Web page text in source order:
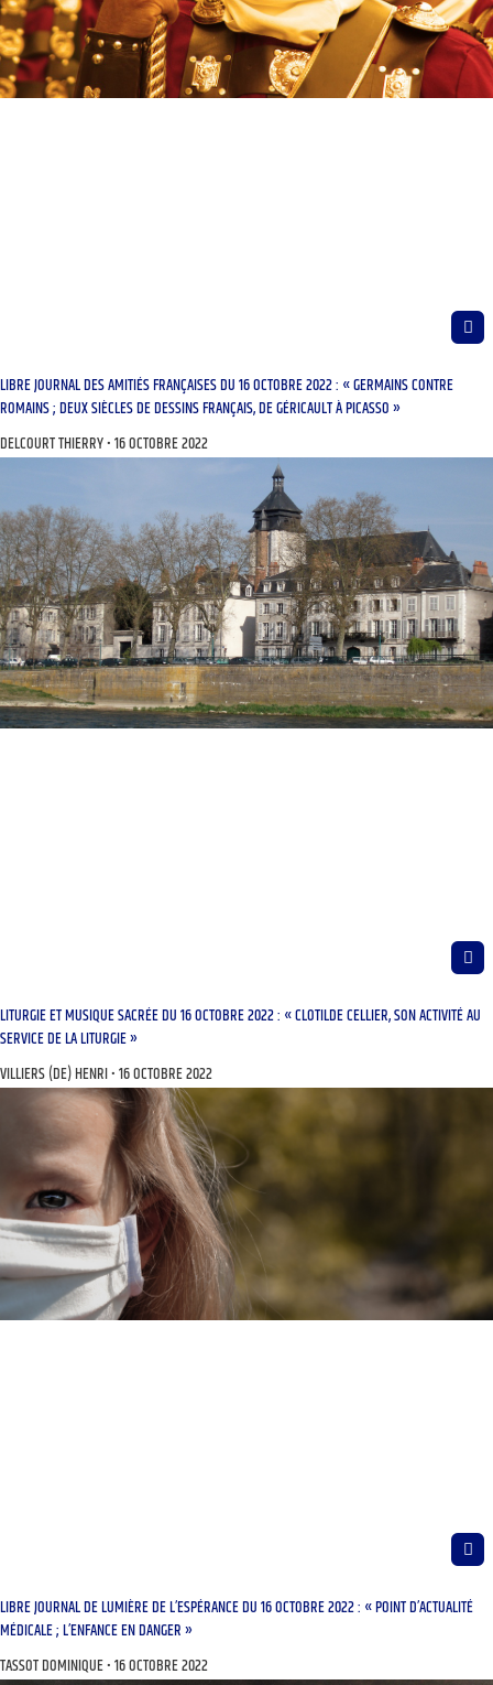
LIBRE JOURNAL DES AMITIÉS FRANÇAISES DU 16 OCTOBRE 2022 : « GERMAINS CONTRE
ROMAINS ; DEUX SIÈCLES DE DESSINS FRANÇAIS, DE GÉRICAULT À PICASSO »
DELCOURT THIERRY 16 OCTOBRE 2022
LITURGIE ET MUSIQUE SACRÉE DU 16 OCTOBRE 2022 : « CLOTILDE CELLIER, SON ACTIVITÉ AU
SERVICE DE LA LITURGIE »
VILLIERS (DE) HENRI 16 OCTOBRE 2022
LIBRE JOURNAL DE LUMIÈRE DE L’ESPÉRANCE DU 16 OCTOBRE 2022 : « POINT D’ACTUALITÉ
MÉDICALE ; L’ENFANCE EN DANGER »
TASSOT DOMINIQUE 16 OCTOBRE 2022